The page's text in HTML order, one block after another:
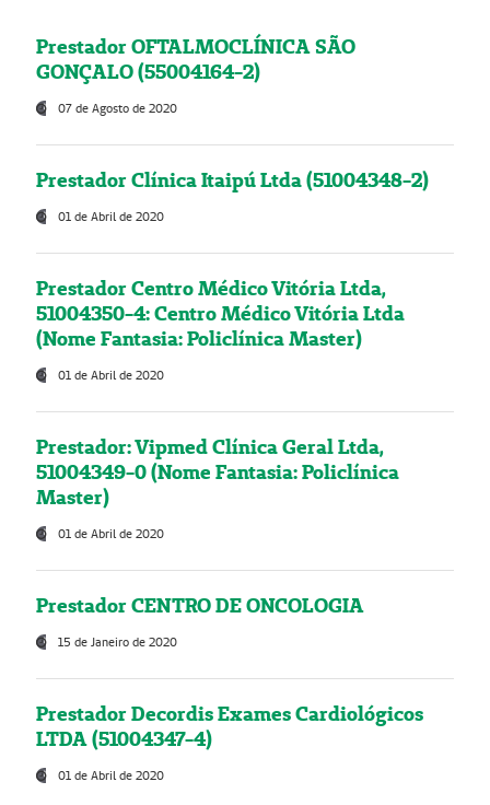
Prestador OFTALMOCLÍNICA SÃO
GONÇALO (55004164-2)
07 de Agosto de 2020
Prestador Clínica Itaipú Ltda (51004348-2)
01 de Abril de 2020
Prestador Centro Médico Vitória Ltda,
51004350-4: Centro Médico Vitória Ltda
(Nome Fantasia: Policlínica Master)
01 de Abril de 2020
Prestador: Vipmed Clínica Geral Ltda,
51004349-0 (Nome Fantasia: Policlínica
Master)
01 de Abril de 2020
Prestador CENTRO DE ONCOLOGIA
15 de Janeiro de 2020
Prestador Decordis Exames Cardiológicos
LTDA (51004347-4)
01 de Abril de 2020